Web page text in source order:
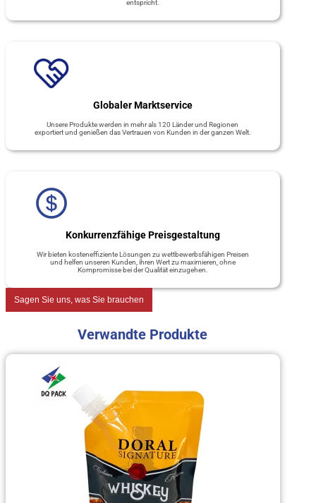
entspricht.
Globaler Marktservice
Unsere Produkte werden in mehr als 120 Länder und Regionen
exportiert und genießen das Vertrauen von Kunden in der ganzen Welt.
Konkurrenzfähige Preisgestaltung
Wir bieten kosteneffiziente Lösungen zu wettbewerbsfähigen Preisen
und helfen unseren Kunden, ihren Wert zu maximieren, ohne
Kompromisse bei der Qualität einzugehen.
Sagen Sie uns, was Sie brauchen
Verwandte Produkte